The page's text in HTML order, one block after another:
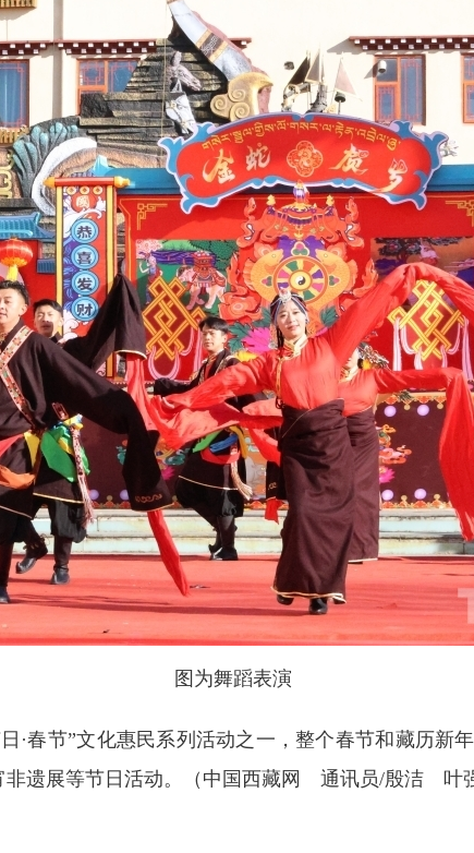
图为舞蹈表演
·春节”文化惠民系列活动之一，整个春节和藏历新
非遗展等节日活动。（中国西藏网 通讯员/殷洁 叶